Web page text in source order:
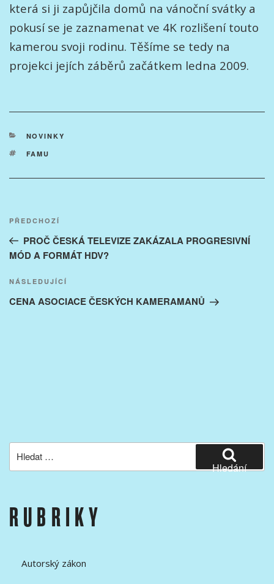
která si ji zapůjčila domů na vánoční svátky a
pokusí se je zaznamenat ve 4K rozlišení touto
kamerou svoji rodinu. Těšíme se tedy na
projekci jejích záběrů začátkem ledna 2009.
RUBRIKY
NOVINKY
ŠTÍTKY
FAMU
příspěvek
Předchozí
příspěvek
PŘEDCHOZÍ
PROČ ČESKÁ TELEVIZE ZAKÁZALA PROGRESIVNÍ
MÓD A FORMÁT HDV?
Následující
příspěvek
NÁSLEDUJÍCÍ
CENA ASOCIACE ČESKÝCH KAMERAMANŮ
Hledání
RUBRIKY
Autorský zákon